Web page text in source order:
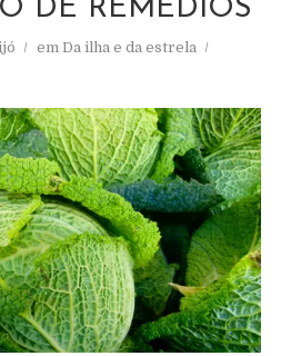
DE REMÉDIOS
em Da ilha e da estrela